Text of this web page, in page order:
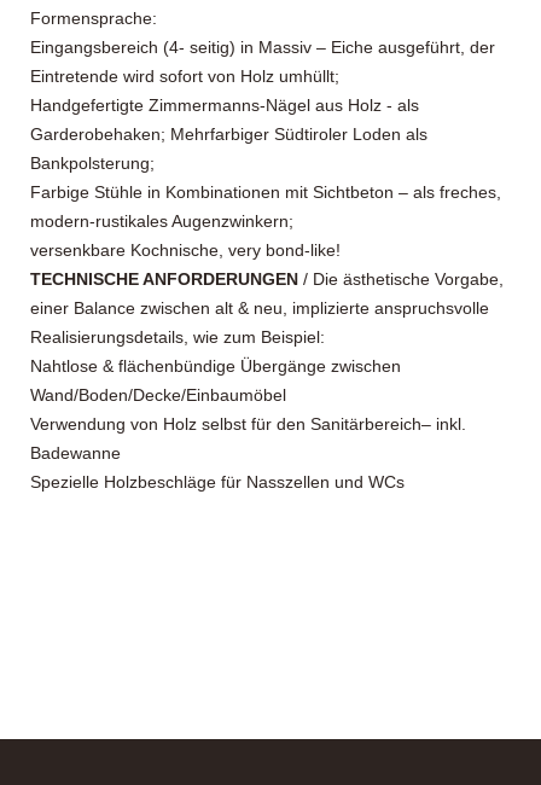
Formensprache:
Eingangsbereich (4- seitig) in Massiv – Eiche ausgeführt, der
Eintretende wird sofort von Holz umhüllt;
Handgefertigte Zimmermanns-Nägel aus Holz - als
Garderobehaken; Mehrfarbiger Südtiroler Loden als
Bankpolsterung;
Farbige Stühle in Kombinationen mit Sichtbeton – als freches,
modern-rustikales Augenzwinkern;
versenkbare Kochnische, very bond-like!
TECHNISCHE ANFORDERUNGEN / Die ästhetische Vorgabe,
einer Balance zwischen alt & neu, implizierte anspruchsvolle
Realisierungsdetails, wie zum Beispiel:
Nahtlose & flächenbündige Übergänge zwischen
Wand/Boden/Decke/Einbaumöbel
Verwendung von Holz selbst für den Sanitärbereich– inkl.
Badewanne
Spezielle Holzbeschläge für Nasszellen und WCs